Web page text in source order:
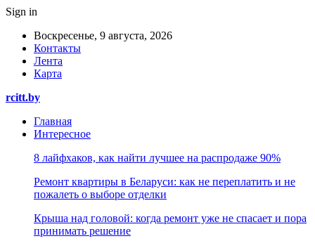
Sign in
Воскресенье, 9 августа, 2026
Контакты
Лента
Карта
rcitt.by
Главная
Интересное
8 лайфхаков, как найти лучшее на распродаже 90%
Ремонт квартиры в Беларуси: как не переплатить и не
пожалеть о выборе отделки
Крыша над головой: когда ремонт уже не спасает и пора
принимать решение